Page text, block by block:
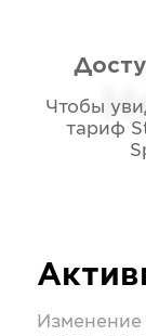
Чтобы
тариф
Изменение